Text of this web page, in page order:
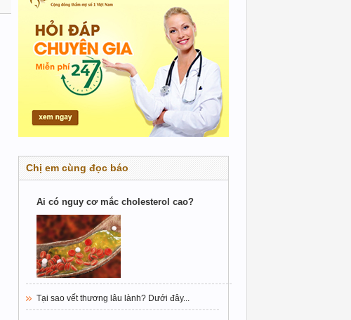
Chị em cùng đọc báo
Ai có nguy cơ mắc cholesterol cao?
Tại sao vết thương lâu lành? Dưới đây...